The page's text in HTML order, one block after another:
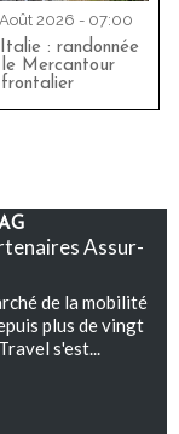
2026 - 07:00
: randonnée
Mercantour
frontalier
Assur-
de la mobilité
plus de vingt
s'est...